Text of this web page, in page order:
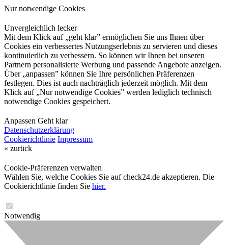
Nur notwendige Cookies
Unvergleichlich lecker
Mit dem Klick auf „geht klar” ermöglichen Sie uns Ihnen über
Cookies ein verbessertes Nutzungserlebnis zu servieren und dieses
kontinuierlich zu verbessern. So können wir Ihnen bei unseren
Partnern personalisierte Werbung und passende Angebote anzeigen.
Über „anpassen” können Sie Ihre persönlichen Präferenzen
festlegen. Dies ist auch nachträglich jederzeit möglich. Mit dem
Klick auf „Nur notwendige Cookies” werden lediglich technisch
notwendige Cookies gespeichert.
Anpassen Geht klar
Datenschutzerklärung
Cookierichtlinie Impressum
« zurück
Cookie-Präferenzen verwalten
Wählen Sie, welche Cookies Sie auf check24.de akzeptieren. Die
Cookierichtlinie finden Sie hier.
Notwendig